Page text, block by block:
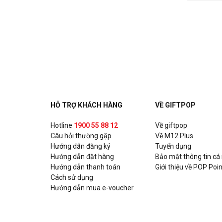
HỖ TRỢ KHÁCH HÀNG
Hotline 1900 55 88 12
Câu hỏi thường gặp
Hướng dẫn đăng ký
Hướng dẫn đặt hàng
Hướng dẫn thanh toán
Cách sử dụng
Hướng dẫn mua e-voucher
VỀ GIFTPOP
Về giftpop
Về M12 Plus
Tuyển dụng
Bảo mật thông tin cá
Giới thiệu về POP